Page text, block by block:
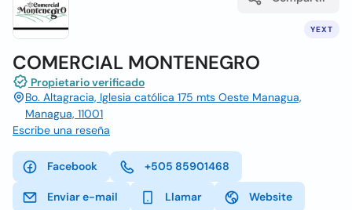
YEXT
COMERCIAL MONTENEGRO
Propietario verificado
Bo. Altagracia, Iglesia católica 175 mts Oeste Managua,
Managua, 11001
Escribe una reseña
Facebook +505 85901468
Enviar e-mail Llamar Website